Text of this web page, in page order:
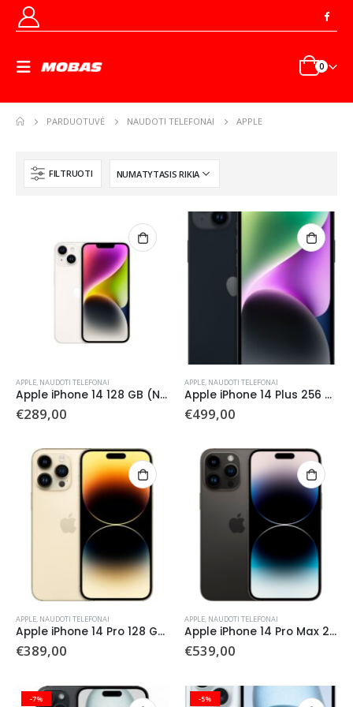
0
PARDUOTUVĖ NAUDOTI TELEFONAI APPLE
FILTRUOTI
APPLE, NAUDOTI TELEFONAI
Apple iPhone 14 128 GB (Naudotas)
€289,00
APPLE, NAUDOTI TELEFONAI
Apple iPhone 14 Plus 256 GB (Naudotas)
€499,00
APPLE, NAUDOTI TELEFONAI
Apple iPhone 14 Pro 128 GB (Naudotas)
€389,00
APPLE, NAUDOTI TELEFONAI
Apple iPhone 14 Pro Max 256 GB (Naudotas)
€539,00
-7% -5%